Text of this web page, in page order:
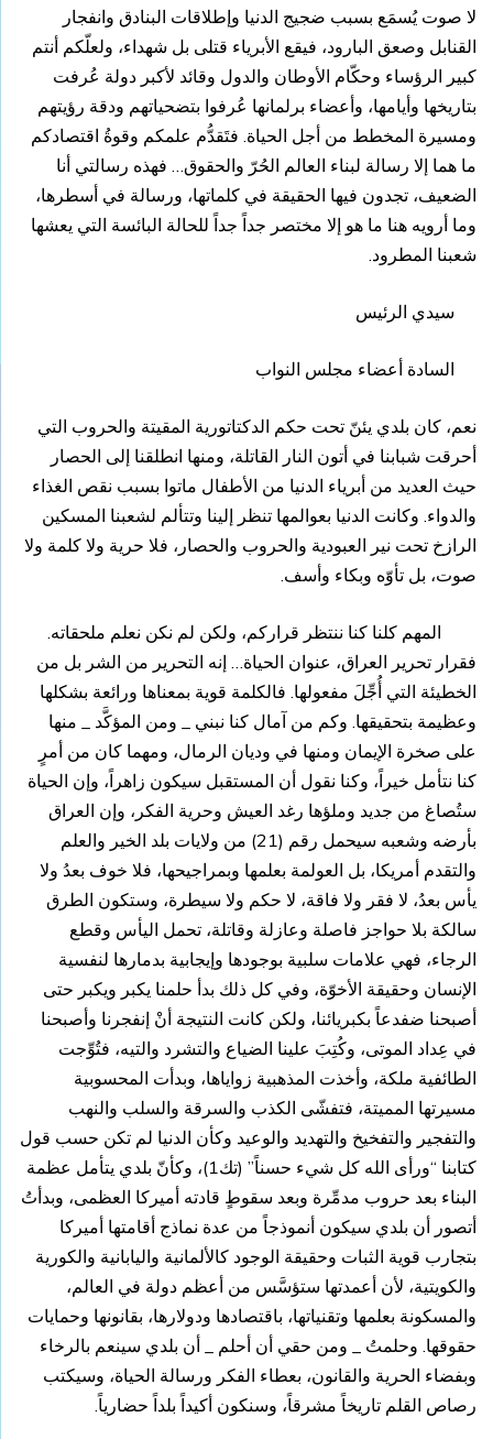
لا صوت يُسمَع بسبب ضجيج الدنيا وإطلاقات البنادق وانفجار
القنابل وصعق البارود، فيقع الأبرياء قتلى بل شهداء، ولعلّكم أنتم
كبير الرؤساء وحكّام الأوطان والدول وقائد لأكبر دولة عُرفت
بتاريخها وأيامها، وأعضاء برلمانها عُرفوا بتضحياتهم ودقة رؤيتهم
ومسيرة المخطط من أجل الحياة. فتَقدُّم علمكم وقوةُ اقتصادكم
ما هما إلا رسالة لبناء العالم الحُرّ والحقوق… فهذه رسالتي أنا
الضعيف، تجدون فيها الحقيقة في كلماتها، ورسالة في أسطرها،
وما أرويه هنا ما هو إلا مختصر جداً جداً للحالة البائسة التي يعشها
شعبنا المطرود.
سيدي الرئيس
السادة أعضاء مجلس النواب
نعم، كان بلدي يئنّ تحت حكم الدكتاتورية المقيتة والحروب التي
أحرقت شبابنا في أتون النار القاتلة، ومنها انطلقنا إلى الحصار
حيث العديد من أبرياء الدنيا من الأطفال ماتوا بسبب نقص الغذاء
والدواء. وكانت الدنيا بعوالمها تنظر إلينا وتتألم لشعبنا المسكين
الرازخ تحت نير العبودية والحروب والحصار، فلا حرية ولا كلمة ولا
صوت، بل تأوّه وبكاء وأسف.
المهم كلنا كنا ننتظر قراركم، ولكن لم نكن نعلم ملحقاته.
فقرار تحرير العراق، عنوان الحياة… إنه التحرير من الشر بل من
الخطيئة التي أُجِّلَ مفعولها. فالكلمة قوية بمعناها ورائعة بشكلها
وعظيمة بتحقيقها. وكم من آمال كنا نبني _ ومن المؤكَّد _ منها
على صخرة الإيمان ومنها في وديان الرمال، ومهما كان من أمرٍ
كنا نتأمل خيراً، وكنا نقول أن المستقبل سيكون زاهراً، وإن الحياة
ستُصاغ من جديد وملؤها رغد العيش وحرية الفكر، وإن العراق
بأرضه وشعبه سيحمل رقم (21) من ولايات بلد الخير والعلم
والتقدم أمريكا، بل العولمة بعلمها وبمراجيحها، فلا خوف بعدُ ولا
يأس بعدُ، لا فقر ولا فاقة، لا حكم ولا سيطرة، وستكون الطرق
سالكة بلا حواجز فاصلة وعازلة وقاتلة، تحمل اليأس وقطع
الرجاء، فهي علامات سلبية بوجودها وإيجابية بدمارها لنفسية
الإنسان وحقيقة الأخوّة، وفي كل ذلك بدأ حلمنا يكبر ويكبر حتى
أصبحنا ضفدعاً بكبريائنا، ولكن كانت النتيجة أنْ إنفجرنا وأصبحنا
في عِداد الموتى، وكُتِبَ علينا الضياع والتشرد والتيه، فتُوِّجت
الطائفية ملكة، وأخذت المذهبية زواياها، وبدأت المحسوبية
مسيرتها المميتة، فتفشّى الكذب والسرقة والسلب والنهب
والتفجير والتفخيخ والتهديد والوعيد وكأن الدنيا لم تكن حسب قول
كتابنا “ورأى الله كل شيء حسناً” (تك1)، وكأنّ بلدي يتأمل عظمة
البناء بعد حروب مدمِّرة وبعد سقوطٍ قادته أميركا العظمى، وبدأتُ
أتصور أن بلدي سيكون أنموذجاً من عدة نماذج أقامتها أميركا
بتجارب قوية الثبات وحقيقة الوجود كالألمانية واليابانية والكورية
والكويتية، لأن أعمدتها ستؤسَّس من أعظم دولة في العالم،
والمسكونة بعلمها وتقنياتها، باقتصادها ودولارها، بقانونها وحمايات
حقوقها. وحلمتُ _ ومن حقي أن أحلم _ أن بلدي سينعم بالرخاء
وبفضاء الحرية والقانون، بعطاء الفكر ورسالة الحياة، وسيكتب
رصاص القلم تاريخاً مشرقاً، وسنكون أكيداً بلداً حضارياً.